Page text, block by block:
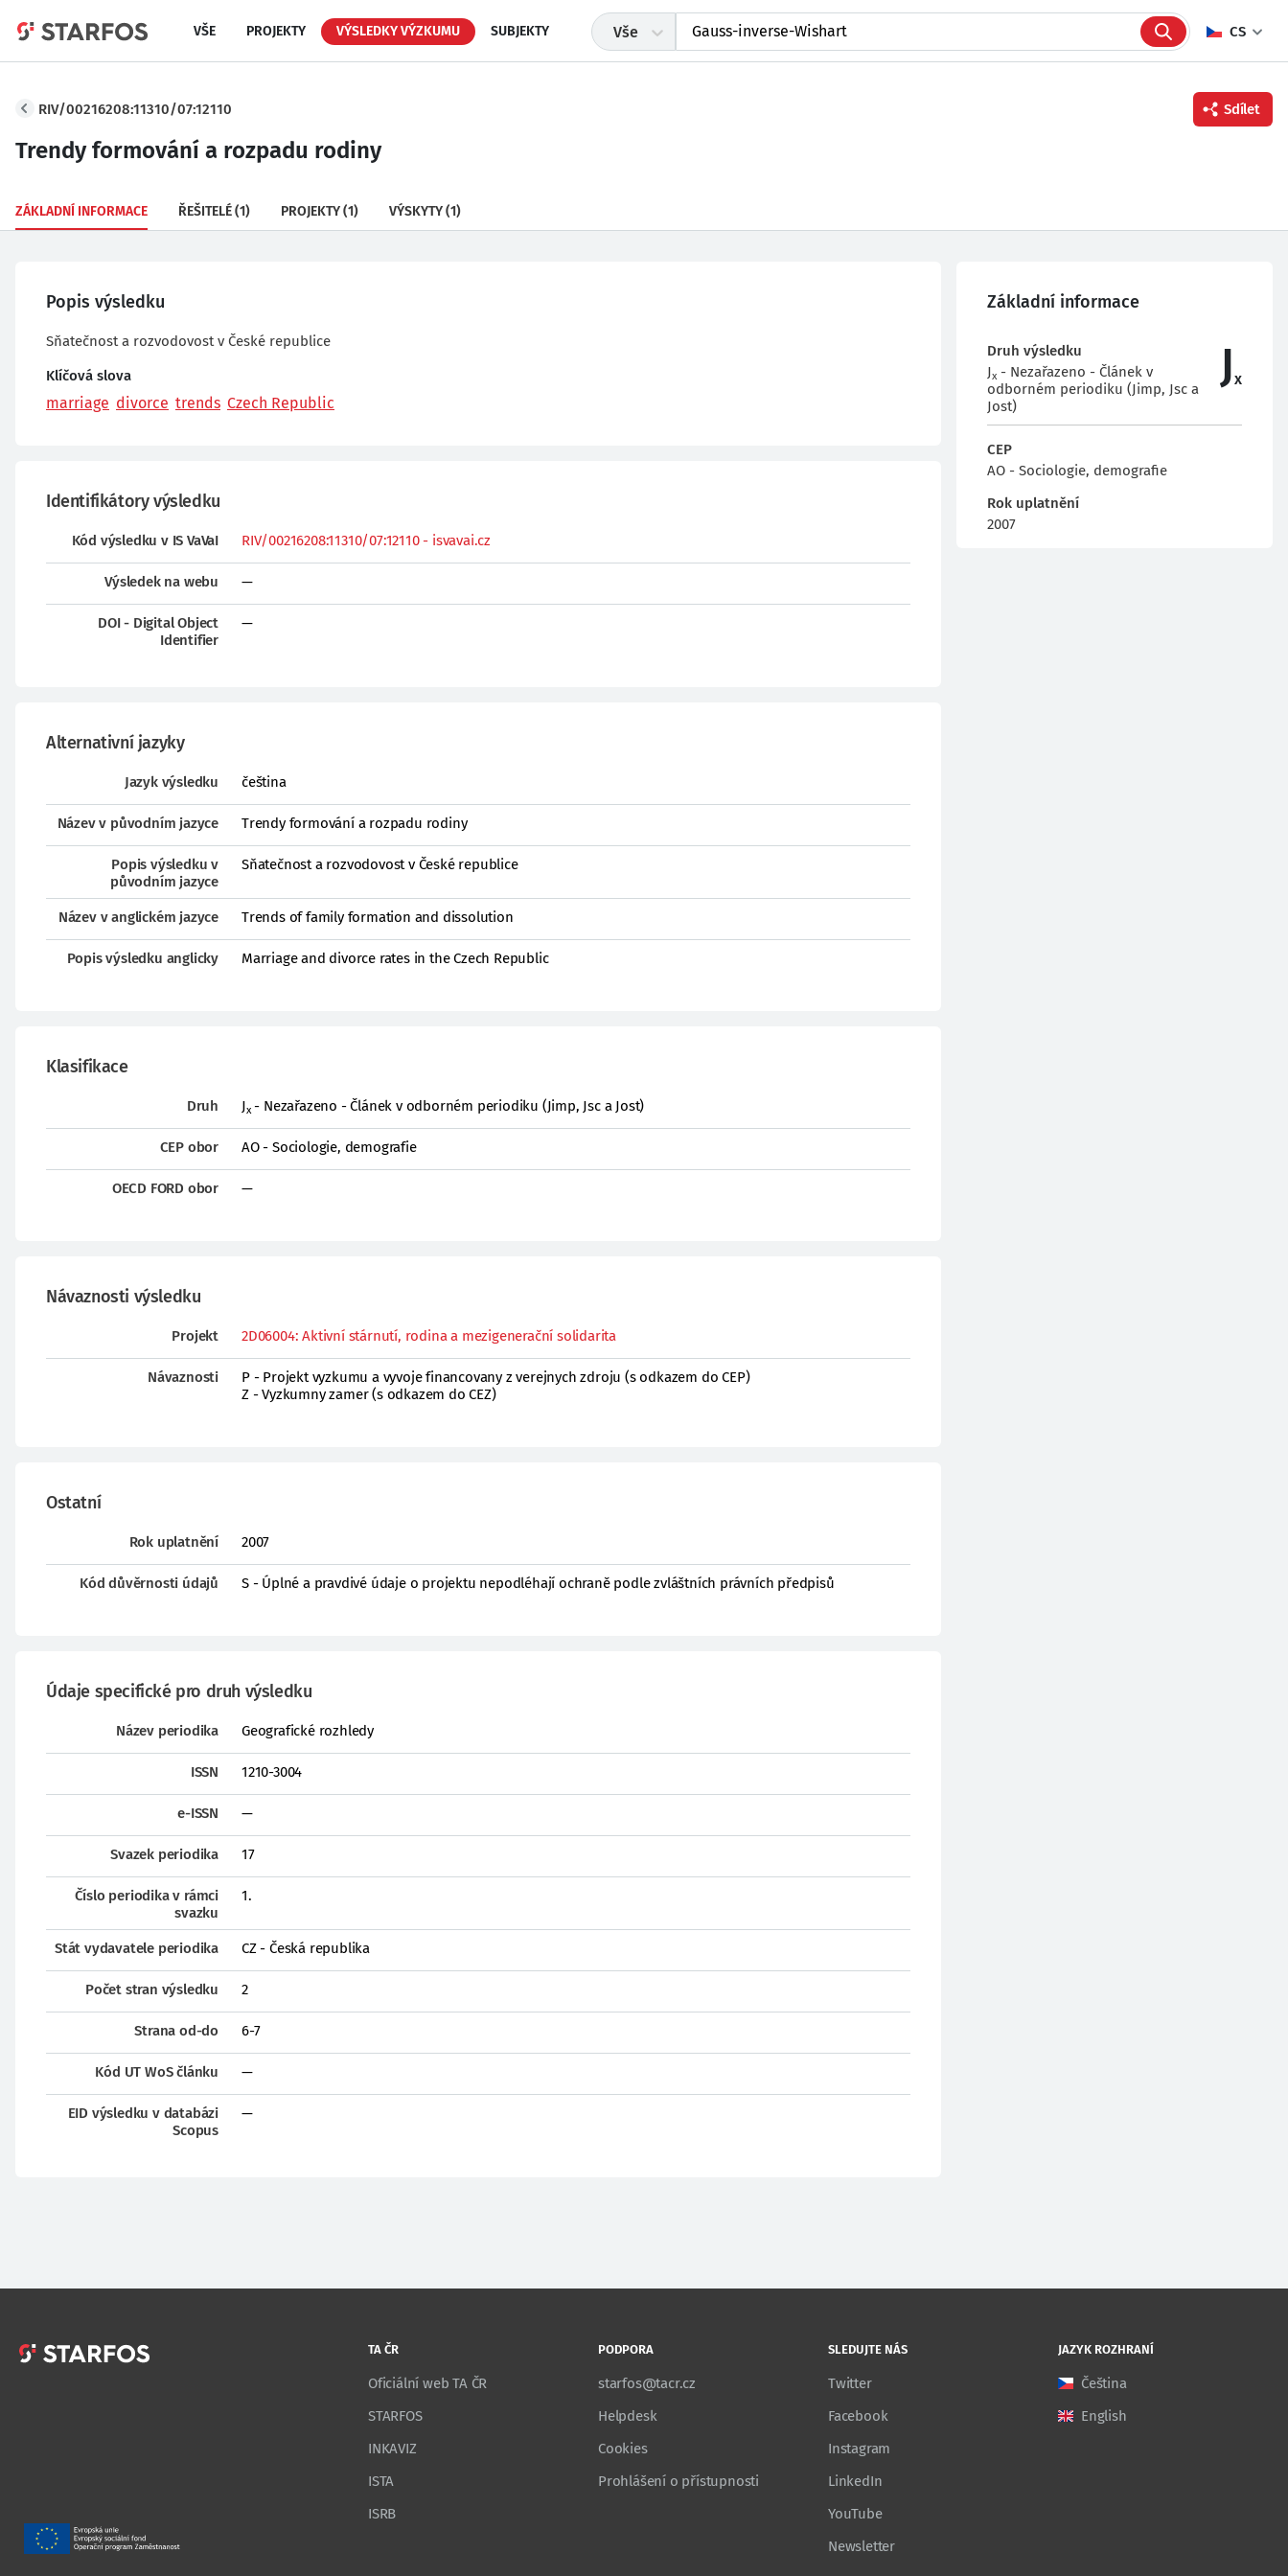
VŠE PROJEKTY VÝSLEDKY VÝZKUMU SUBJEKTY Vše CS
Twitter
RIV/00216208:11310/07:12110 Sdílet
Trendy formování a rozpadu rodiny
ZÁKLADNÍ INFORMACE ŘEŠITELÉ(1) PROJEKTY(1) VÝSKYTY(1)
Popis výsledku
Sňatečnost a rozvodovost v České republice
Klíčová slova
marriage divorce trends Czech Republic
Identifikátory výsledku
Kód výsledku v IS VaVaI RIV/00216208:11310/07:12110 - isvavai.cz
Výsledek na webu —
DOI - Digital Object
Identifier
—
Alternativní jazyky
Jazyk výsledku čeština
Název v původním jazyce Trendy formování a rozpadu rodiny
Popis výsledku v
původním jazyce
Sňatečnost a rozvodovost v České republice
Název v anglickém jazyce Trends of family formation and dissolution
Popis výsledku anglicky Marriage and divorce rates in the Czech Republic
Klasifikace
Druh Jx- Nezařazeno - Článek v odborném periodiku (Jimp, Jsc a Jost)
CEP obor AO - Sociologie, demografie
OECD FORD obor —
Návaznosti výsledku
Projekt 2D06004: Aktivní stárnutí, rodina a mezigenerační solidarita
Návaznosti
P - Projekt vyzkumu a vyvoje financovany z verejnych zdroju (s odkazem do CEP)
Z - Vyzkumny zamer (s odkazem do CEZ)
Ostatní
Rok uplatnění 2007
Kód důvěrnosti údajů S - Úplné a pravdivé údaje o projektu nepodléhají ochraně podle zvláštních právních předpisů
Údaje specifické pro druh výsledku
Název periodika Geografické rozhledy
ISSN 1210-3004
e-ISSN —
Svazek periodika 17
Číslo periodika v rámci
svazku
1.
Stát vydavatele periodika CZ - Česká republika
Počet stran výsledku 2
Strana od-do 6-7
Kód UT WoS článku —
EID výsledku v databázi
Scopus
—
Základní informace
Druh výsledku
Jx - Nezařazeno - Článek v
odborném periodiku (Jimp, Jsc a
Jost)
Jx
CEP
AO - Sociologie, demografie
Rok uplatnění
2007
TA ČR
Oficiální web TA ČR
STARFOS
INKAVIZ
ISTA
ISRB
PODPORA
starfos@tacr.cz
Helpdesk
Cookies
Prohlášení o přístupnosti
SLEDUJTE NÁS
Twitter
Facebook
Instagram
LinkedIn
YouTube
Newsletter
JAZYK ROZHRANÍ
Čeština
English